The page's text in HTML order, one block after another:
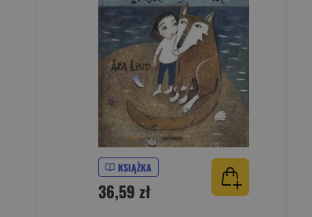
KSIĄŻKA
36,59 zł